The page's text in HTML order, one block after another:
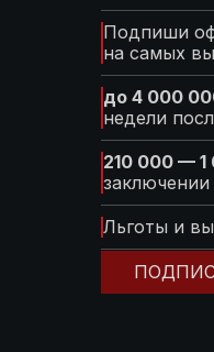
Подпиши
на самых
до 4 000
недели
210 000 —
Льготы и